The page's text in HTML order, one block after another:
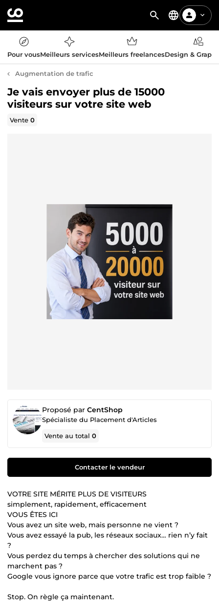
Pour vousMeilleurs servicesMeilleurs freelancesDesign &
Augmentation de trafic
Je vais envoyer plus de 15000
visiteurs sur votre site web
Vente0
Proposé par CentShop
Spécialiste du Placement d'Articles
Vente au total0
Contacter le vendeur
VOTRE SITE MÉRITE PLUS DE VISITEURS
simplement, rapidement, efficacement
VOUS ÊTES ICI
Vous avez un site web, mais personne ne vient ?
Vous avez essayé la pub, les réseaux sociaux… rien n’y fait
?
Vous perdez du temps à chercher des solutions qui ne
marchent pas ?
Google vous ignore parce que votre trafic est trop faible ?
Stop. On règle ça maintenant.